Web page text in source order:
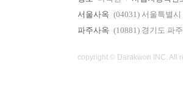
서울사옥 (04031) 서울특별시
파주사옥 (10881) 경기도 파
copyright © Darakwon INC. All